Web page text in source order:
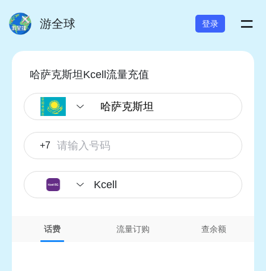
游全球 登录 =
哈萨克斯坦Kcell流量充值
+7
Kcell
话费 流量订购 查余额